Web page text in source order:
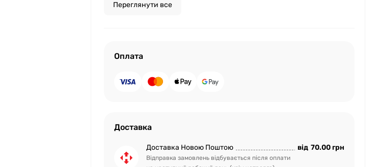
Переглянути все
Оплата
Доставка
Доставка Новою Поштою
Відправка замовлень відбувається після оплати
від 70.00 грн